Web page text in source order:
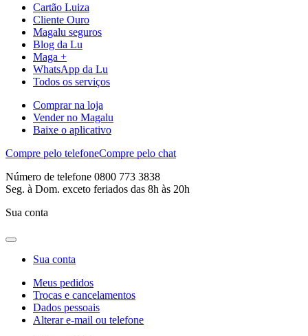
Cartão Luiza
Cliente Ouro
Magalu seguros
Blog da Lu
Maga +
WhatsApp da Lu
Todos os serviços
Comprar na loja
Vender no Magalu
Baixe o aplicativo
Compre pelo telefoneCompre pelo chat
Número de telefone 0800 773 3838
Seg. à Dom. exceto feriados das 8h às 20h
Sua conta
Sua conta
Meus pedidos
Trocas e cancelamentos
Dados pessoais
Alterar e-mail ou telefone